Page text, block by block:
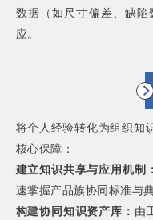
数据（如尺寸偏差、缺
应。
将个人经验转化为组织知
核心保障：
建立知识共享与应用机制
速掌握产品族协同标准与
构建协同知识资产库： 由